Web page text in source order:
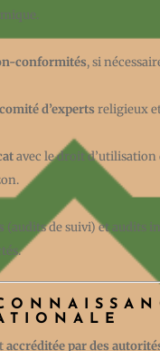
conformités, si
d’experts religieux
avec le droit
(audits de suivi) et audits
accréditée par des